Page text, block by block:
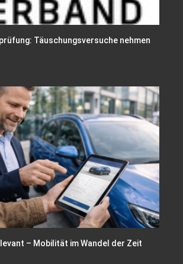
Täuschungsversuche nehmen
– Mobilität im Wandel der Zeit